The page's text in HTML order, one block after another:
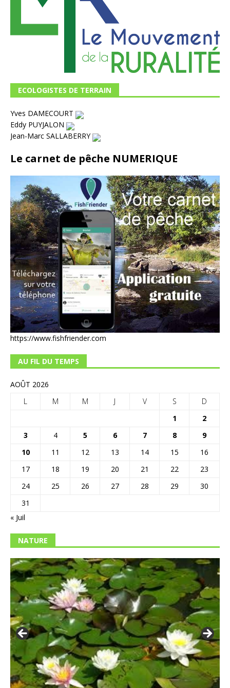
ECOLOGISTES DE TERRAIN
Yves DAMECOURT
Eddy PUYJALON
Jean-Marc SALLABERRY
Le carnet de pêche NUMERIQUE
https://www.fishfriender.com
AU FIL DU TEMPS
AOÛT 2026
L
M M J V S
D
1
2
3
4 5 6 7 8
9
10
11 12 13 14 15
16
17
18 19 20 21 22
23
24
25 26 27 28 29
30
31
« Juil
NATURE